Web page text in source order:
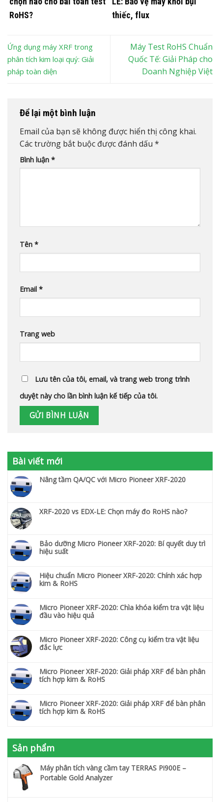
RoHS?
thiếc, flux
Ứng dụng máy XRF trong
phân tích kim loại quý: Giải
pháp toàn diện
Máy Test RoHS Chuẩn
Quốc Tế: Giải Pháp cho
Doanh Nghiệp Việt
Để lại một bình luận
Email của bạn sẽ không được hiển thị công khai.
Các trường bắt buộc được đánh dấu *
Bình luận *
Tên *
Email *
Trang web
Lưu tên của tôi, email, và trang web trong trình
duyệt này cho lần bình luận kế tiếp của tôi.
Bài viết mới
Nâng tầm QA/QC với Micro Pioneer XRF-2020
XRF-2020 vs EDX-LE: Chọn máy đo RoHS nào?
Bảo dưỡng Micro Pioneer XRF-2020: Bí quyết duy trì
hiệu suất
Hiệu chuẩn Micro Pioneer XRF-2020: Chính xác hợp
kim & RoHS
Micro Pioneer XRF-2020: Chìa khóa kiểm tra vật liệu
đầu vào hiệu quả
Micro Pioneer XRF-2020: Công cụ kiểm tra vật liệu
đắc lực
Micro Pioneer XRF-2020: Giải pháp XRF để bàn phân
tích hợp kim & RoHS
Micro Pioneer XRF-2020: Giải pháp XRF để bàn phân
tích hợp kim & RoHS
Sản phẩm
Máy phân tích vàng cầm tay TERRAS Pi900E –
Portable Gold Analyzer